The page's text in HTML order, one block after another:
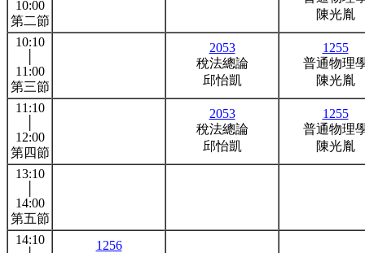
10:00
第二節
陳光胤
10:10
11:00
第三節
2053
稅法總論
邱怡凱
1255
普通物理
陳光胤
11:10
12:00
第四節
2053
稅法總論
邱怡凱
1255
普通物理
陳光胤
13:10
14:00
第五節
14:10
1256